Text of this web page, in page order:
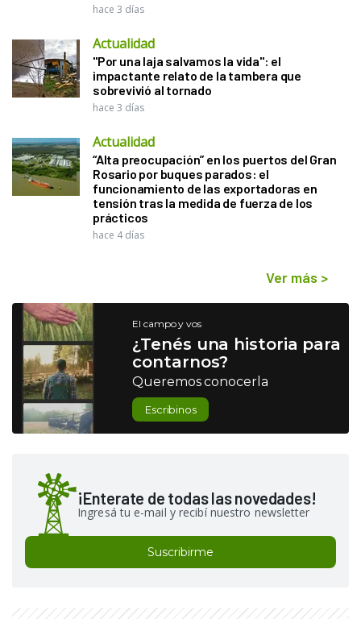
hace 3 días
Actualidad
"Por una laja salvamos la vida": el
impactante relato de la tambera que
sobrevivió al tornado
hace 3 días
Actualidad
“Alta preocupación” en los puertos del Gran
Rosario por buques parados: el
funcionamiento de las exportadoras en
tensión tras la medida de fuerza de los
prácticos
hace 4 días
Ver más >
El campo y vos
¿Tenés una historia para
contarnos?
Queremos conocerla
Escribinos
¡Enterate de todas las novedades!
Ingresá tu e-mail y recibí nuestro newsletter
Suscribirme